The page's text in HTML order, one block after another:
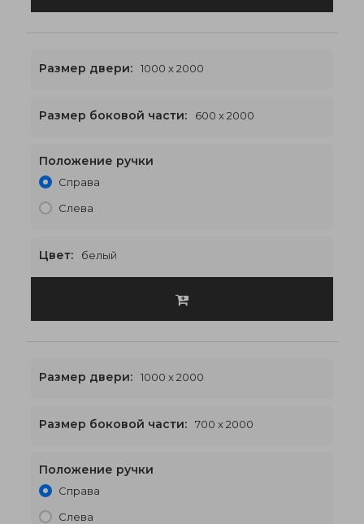
2200 x 2000
Размер двери: 1000 x 2000
Размер боковой части: 600 x 2000
Положение ручки
Справа
Слева
Цвет: белый
2400 x 2000
Размер двери: 1000 x 2000
Размер боковой части: 700 x 2000
Положение ручки
Справа
Слева